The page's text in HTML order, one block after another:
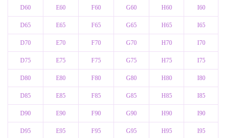
D60
D65
D70
D75
D80
D85
D90
D95
E60
E65
E70
E75
E80
E85
E90
E95
F60
F65
F70
F75
F80
F85
F90
F95
G60
G65
G70
G75
G80
G85
G90
G95
H60
H65
H70
H75
H80
H85
H90
H95
I60
I65
I70
I75
I80
I85
I90
I95